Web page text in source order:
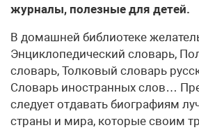
журналы, полезные для детей.
В домашней библиотеке
Энциклопедический словарь,
словарь, Толковый словарь
Словарь иностранных слов…
следует отдавать биографиям
страны и мира, которые своим